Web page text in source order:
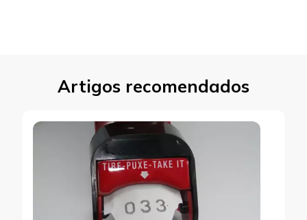
Artigos recomendados